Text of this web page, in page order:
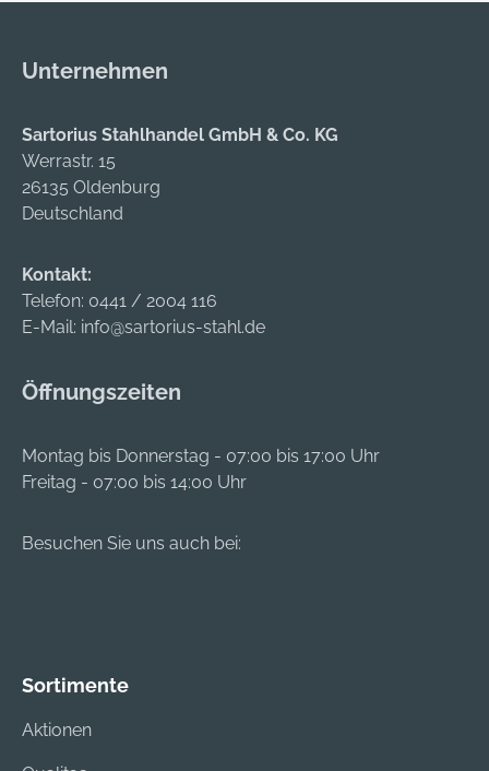
Unternehmen
Sartorius Stahlhandel GmbH & Co. KG
Werrastr. 15
26135 Oldenburg
Deutschland
Kontakt:
Telefon: 0441 / 2004 116
E-Mail: info@sartorius-stahl.de
Öffnungszeiten
Montag bis Donnerstag - 07:00 bis 17:00 Uhr
Freitag - 07:00 bis 14:00 Uhr
Besuchen Sie uns auch bei:
Sortimente
Aktionen